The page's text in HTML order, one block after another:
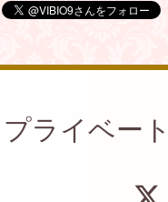
プライベー